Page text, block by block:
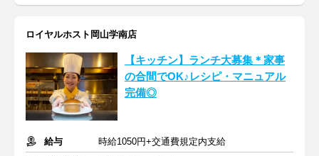
ロイヤルホスト岡山学南店
【キッチン】ランチ大募集＊家事
の合間でOK♪レシピ・マニュアル
完備◎
給与
時給1050円+交通費規定内支給